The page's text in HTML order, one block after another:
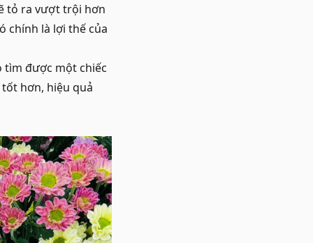
tỏ ra vượt trội hơn
chính là lợi thế của
tìm được một chiếc
hơn, hiệu quả